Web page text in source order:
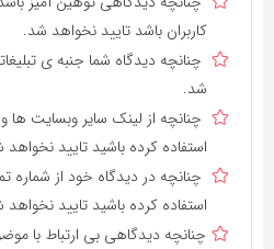
کاربران باشد تایید نخواهد شد.
چنانچه دیدگاه شما جنبه ی
شد.
چنانچه از لینک سایر وبسایت ها
استفاده کرده باشید تایید
چنانچه در دیدگاه خود از شماره
استفاده کرده باشید تایید
چنانچه دیدگاهی بی ارتباط با